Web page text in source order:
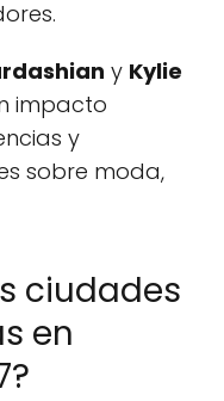
y Kylie
impacto
y
sobre moda,
ciudades
en